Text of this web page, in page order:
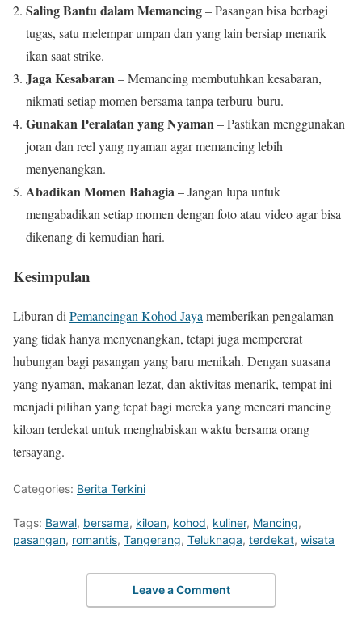
Saling Bantu dalam Memancing– Pasangan bisa berbagi
tugas, satu melempar umpan dan yang lain bersiap menarik
ikan saat strike.
Jaga Kesabaran– Memancing membutuhkan kesabaran,
nikmati setiap momen bersama tanpa terburu-buru.
Gunakan Peralatan yang Nyaman– Pastikan menggunakan
joran dan reel yang nyaman agar memancing lebih
menyenangkan.
Abadikan Momen Bahagia– Jangan lupa untuk
mengabadikan setiap momen dengan foto atau video agar bisa
dikenang di kemudian hari.
Kesimpulan
Liburan di Pemancingan Kohod Jaya memberikan pengalaman
yang tidak hanya menyenangkan, tetapi juga mempererat
hubungan bagi pasangan yang baru menikah. Dengan suasana
yang nyaman, makanan lezat, dan aktivitas menarik, tempat ini
menjadi pilihan yang tepat bagi mereka yang mencari mancing
kiloan terdekat untuk menghabiskan waktu bersama orang
tersayang.
Categories: Berita Terkini
Tags: Bawal, bersama, kiloan, kohod, kuliner, Mancing,
pasangan, romantis, Tangerang, Teluknaga, terdekat, wisata
Leave a Comment